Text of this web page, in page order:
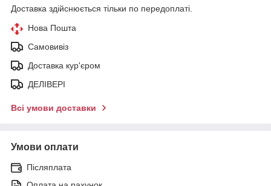
Доставка здійснюється тільки по передоплаті.
Нова Пошта
Самовивіз
Доставка кур'єром
ДЕЛІВЕРІ
Всі умови доставки
Умови оплати
Післяплата